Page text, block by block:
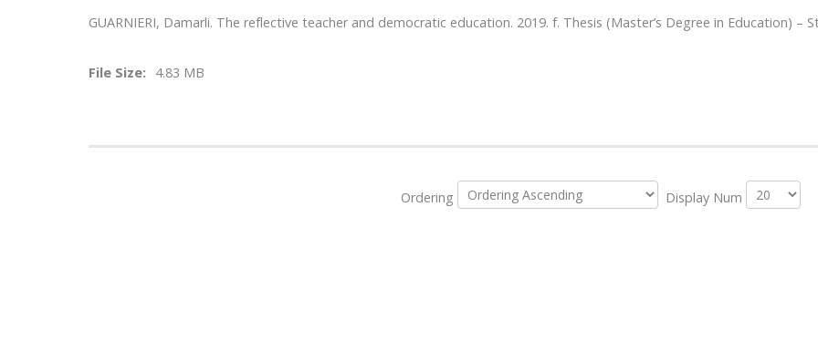
GUARNIERI, Damarli. The reflective teacher and democratic education. 2019. f. Thesis (Master’s Degree in Education) –
File Size: 4.83 MB
Ordering Display Num